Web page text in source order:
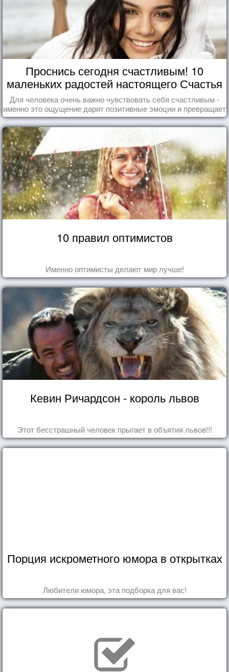
Проснись сегодня счастливым! 10
маленьких радостей настоящего Счастья
Для человека очень важно чувствовать себя счастливым -
именно это ощущение дарит позитивные эмоции и превращает
каждый день в маленький праздник.
10 правил оптимистов
Именно оптимисты делают мир лучше!
Кевин Ричардсон - король львов
Этот бесстрашный человек прыгает в объятия львов!!!
Порция искрометного юмора в открытках
Любители юмора, эта подборка для вас!